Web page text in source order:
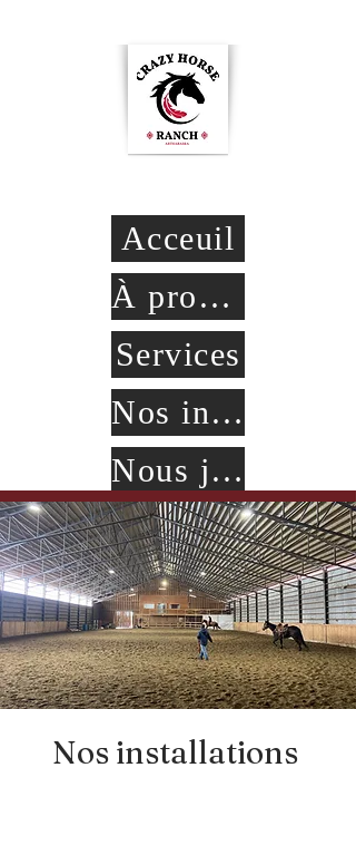
Acceuil
À propos
Services
Nos installations
Nous joindre
Nos installations